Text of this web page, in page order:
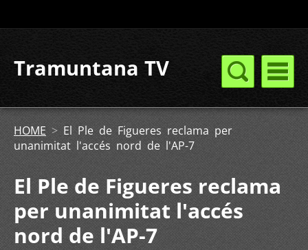
Tramuntana TV
HOME > El Ple de Figueres reclama per
unanimitat l'accés nord de l'AP-7
El Ple de Figueres reclama
per unanimitat l'accés
nord de l'AP-7